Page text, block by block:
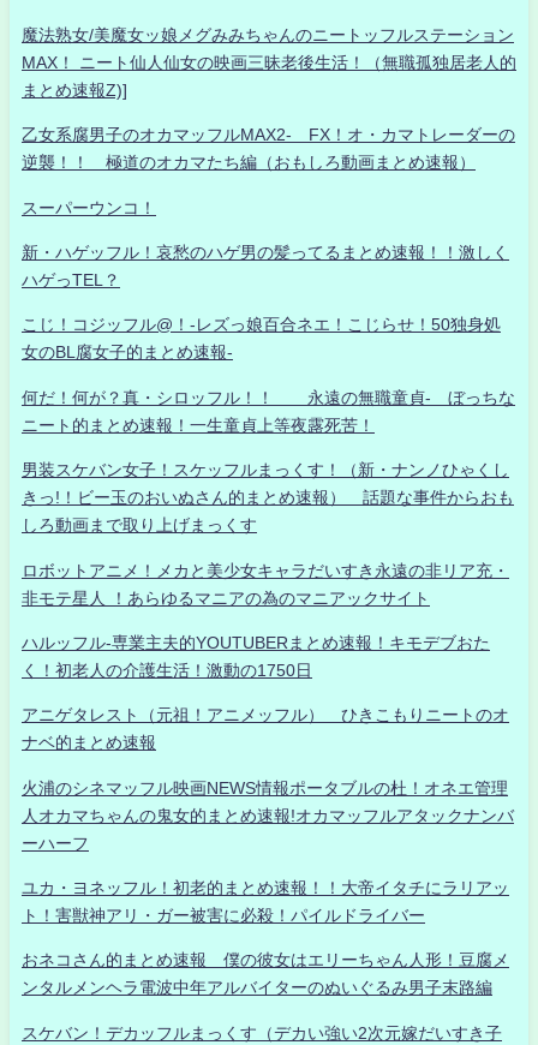
魔法熟女/美魔女ッ娘メグみみちゃんのニートッフルステーション
MAX！ ニート仙人仙女の映画三昧老後生活！（無職孤独居老人的
まとめ速報Z)]
乙女系腐男子のオカマッフルMAX2- FX！オ・カマトレーダーの
逆襲！！ 極道のオカマたち編（おもしろ動画まとめ速報）
スーパーウンコ！
新・ハゲッフル！哀愁のハゲ男の髪ってるまとめ速報！！激しく
ハゲっTEL？
こじ！コジッフル@！-レズっ娘百合ネエ！こじらせ！50独身処
女のBL腐女子的まとめ速報-
何だ！何が？真・シロッフル！！ 永遠の無職童貞- ぼっちな
ニート的まとめ速報！一生童貞上等夜露死苦！
男装スケバン女子！スケッフルまっくす！（新・ナンノひゃくし
きっ!！ビー玉のおいぬさん的まとめ速報） 話題な事件からおも
しろ動画まで取り上げまっくす
ロボットアニメ！メカと美少女キャラだいすき永遠の非リア充・
非モテ星人 ！あらゆるマニアの為のマニアックサイト
ハルッフル-専業主夫的YOUTUBERまとめ速報！キモデブおた
く！初老人の介護生活！激動の1750日
アニゲタレスト（元祖！アニメッフル） ひきこもりニートのオ
ナベ的まとめ速報
火浦のシネマッフル映画NEWS情報ポータブルの杜！オネエ管理
人オカマちゃんの鬼女的まとめ速報!オカマッフルアタックナンバ
ーハーフ
ユカ・ヨネッフル！初老的まとめ速報！！大帝イタチにラリアッ
ト！害獣神アリ・ガー被害に必殺！パイルドライバー
おネコさん的まとめ速報 僕の彼女はエリーちゃん人形！豆腐メ
ンタルメンヘラ電波中年アルバイターのぬいぐるみ男子末路編
スケバン！デカッフルまっくす（デカい強い2次元嫁だいすき子